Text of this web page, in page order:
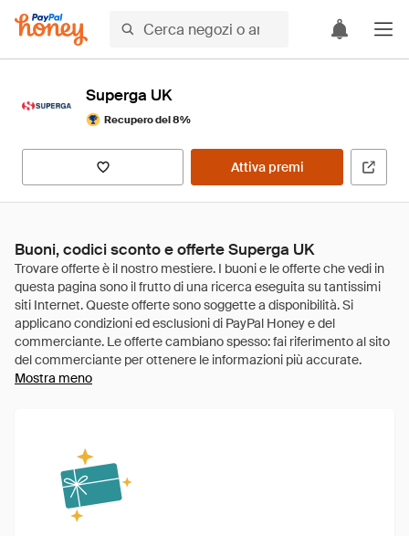
Superga UK
Recupero del 8%
Attiva premi
Buoni, codici sconto e offerte Superga UK
Mostra meno